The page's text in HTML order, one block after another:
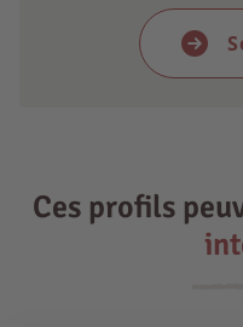
Ces profils